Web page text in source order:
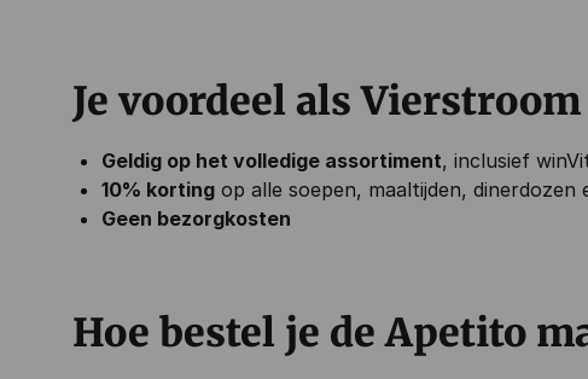
Je voordeel als
Geldig op het volledige assortiment, inclusief
10% korting op alle soepen, maaltijden, dinerdozen
Geen bezorgkosten
Hoe bestel je de Apetito